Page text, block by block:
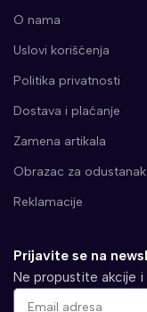
O nama
Uslovi korišćenja
Politika privatnosti
Dostava i plaćanje
Zamena artikala
Obrazac za odustanak
Reklamacije
Prijavite se na
Ne propustite akcije